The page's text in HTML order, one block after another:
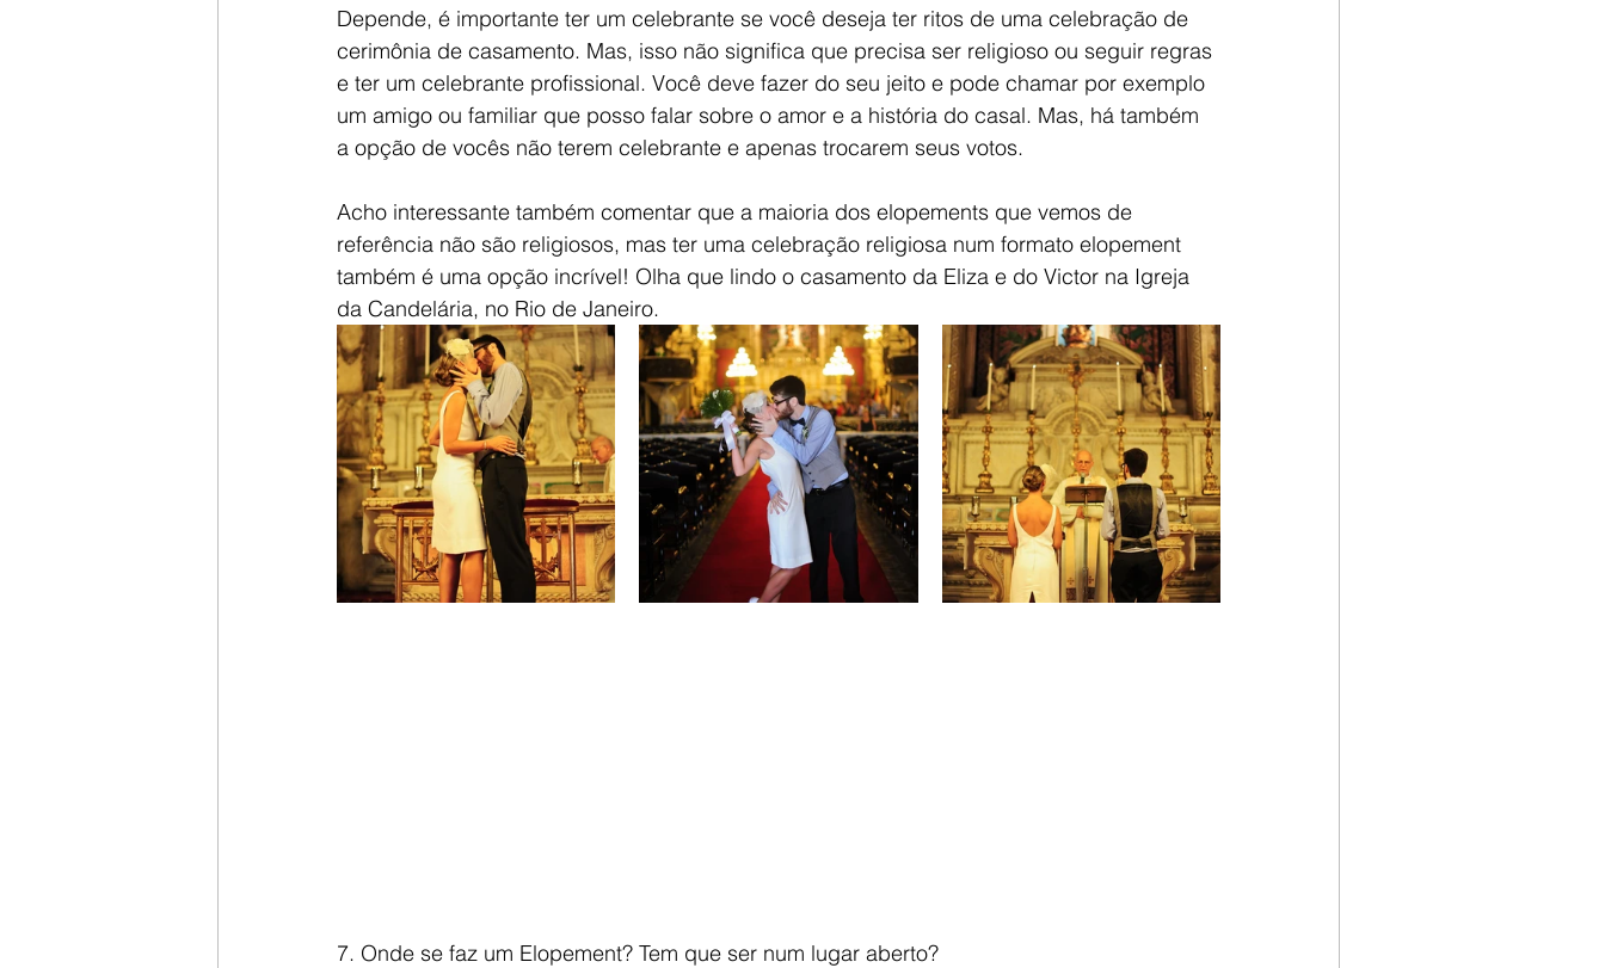
Depende, é importante ter um celebrante se você deseja ter ritos de uma celebração de
cerimônia de casamento. Mas, isso não significa que precisa ser religioso ou seguir regras
e ter um celebrante profissional. Você deve fazer do seu jeito e pode chamar por exemplo
um amigo ou familiar que posso falar sobre o amor e a história do casal. Mas, há também
a opção de vocês não terem celebrante e apenas trocarem seus votos.
Acho interessante também comentar que a maioria dos elopements que vemos de
referência não são religiosos, mas ter uma celebração religiosa num formato elopement
também é uma opção incrível! Olha que lindo o casamento da Eliza e do Victor na Igreja
da Candelária, no Rio de Janeiro.
7. Onde se faz um Elopement? Tem que ser num lugar aberto?